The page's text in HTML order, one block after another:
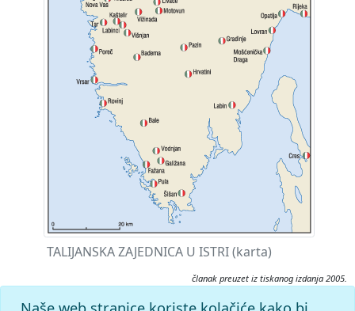
TALIJANSKA ZAJEDNICA U ISTRI (karta)
članak preuzet iz tiskanog izdanja 2005.
Citiranje: